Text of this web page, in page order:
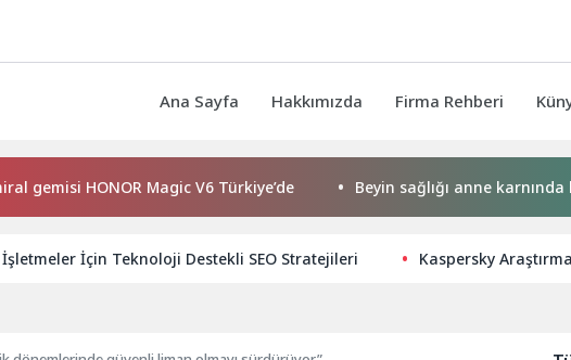
Ana Sayfa Hakkımızda Firma Rehberi
HONOR Magic V6 Türkiye’de Beyin sağlığı anne karnında
İşletmeler İçin Teknoloji Destekli SEO Stratejileri Kaspersky